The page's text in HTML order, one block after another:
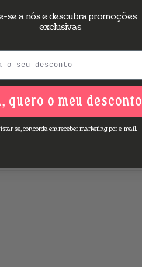
se a nós e descubra promoções
exclusivas
quero o meu desconto
se, concorda em receber marketing por e-mail.